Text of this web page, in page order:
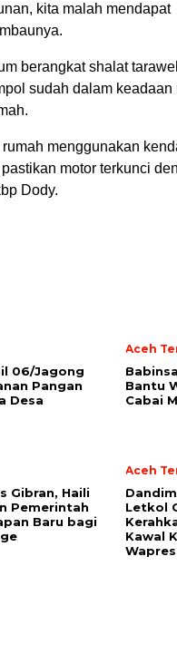
kita malah mendapat
berangkat shalat
sudah dalam keadaan
menggunakan
motor terkunci
Dody.
06/Jagong
Pangan
Desa
Aceh
Bantu
Cabai
Gibran, Haili
Pemerintah
Baru bagi
Aceh
Letkol
Kawal